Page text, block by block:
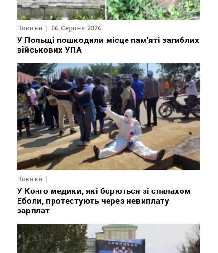
Новини 06 Серпня 2026
У Польщі пошкодили місце пам’яті загиблих
військових УПА
Новини
У Конго медики, які борються зі спалахом
Еболи, протестують через невиплату
зарплат